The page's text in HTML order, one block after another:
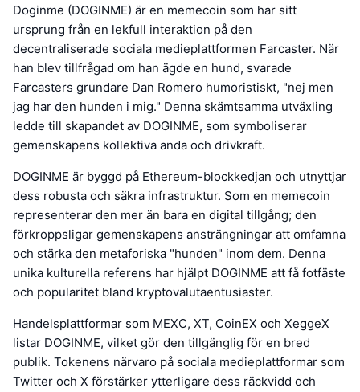
Doginme (DOGINME) är en memecoin som har sitt
ursprung från en lekfull interaktion på den
decentraliserade sociala medieplattformen Farcaster. När
han blev tillfrågad om han ägde en hund, svarade
Farcasters grundare Dan Romero humoristiskt, "nej men
jag har den hunden i mig." Denna skämtsamma utväxling
ledde till skapandet av DOGINME, som symboliserar
gemenskapens kollektiva anda och drivkraft.
DOGINME är byggd på Ethereum-blockkedjan och utnyttjar
dess robusta och säkra infrastruktur. Som en memecoin
representerar den mer än bara en digital tillgång; den
förkroppsligar gemenskapens ansträngningar att omfamna
och stärka den metaforiska "hunden" inom dem. Denna
unika kulturella referens har hjälpt DOGINME att få fotfäste
och popularitet bland kryptovalutaentusiaster.
Handelsplattformar som MEXC, XT, CoinEX och XeggeX
listar DOGINME, vilket gör den tillgänglig för en bred
publik. Tokenens närvaro på sociala medieplattformar som
Twitter och X förstärker ytterligare dess räckvidd och